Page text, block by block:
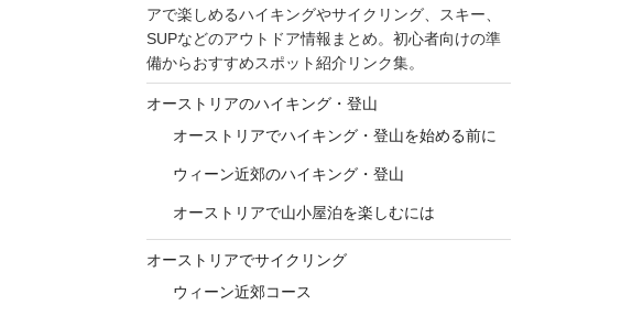
アで楽しめるハイキングやサイクリング、スキー、
SUPなどのアウトドア情報まとめ。初心者向けの準
備からおすすめスポット紹介リンク集。
オーストリアのハイキング・登山
オーストリアでハイキング・登山を始める前に
ウィーン近郊のハイキング・登山
オーストリアで山小屋泊を楽しむには
オーストリアでサイクリング
ウィーン近郊コース